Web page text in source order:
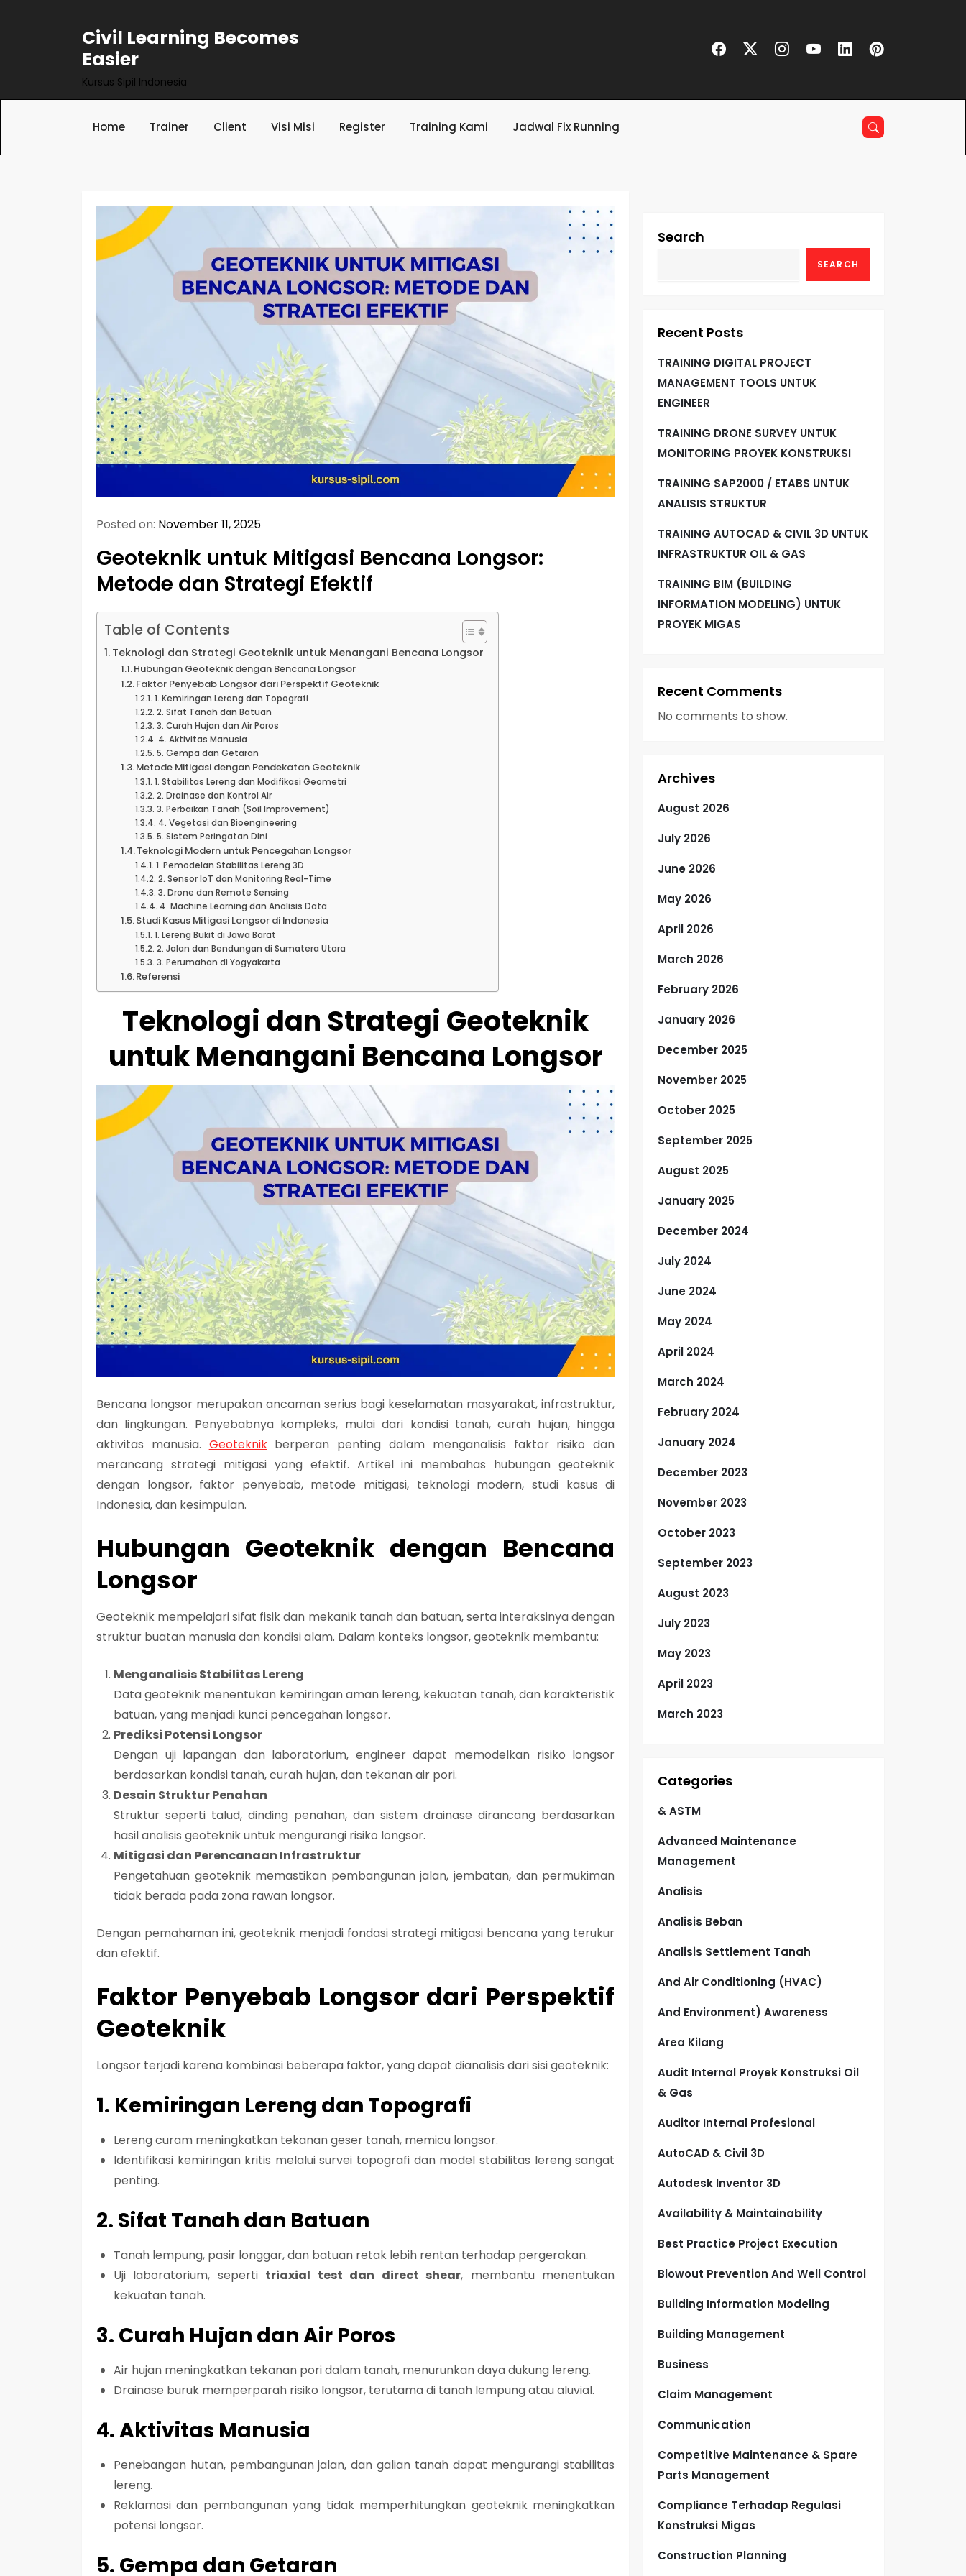
Civil Learning Becomes
Easier
Kursus Sipil Indonesia
Home Trainer Client Visi Misi Register Training Kami Jadwal Fix Running
Posted on: November 11, 2025
Geoteknik untuk Mitigasi Bencana Longsor:
Metode dan Strategi Efektif
Table of Contents
Teknologi dan Strategi Geoteknik untuk Menangani Bencana Longsor
Hubungan Geoteknik dengan Bencana Longsor
Faktor Penyebab Longsor dari Perspektif Geoteknik
1. Kemiringan Lereng dan Topografi
2. Sifat Tanah dan Batuan
3. Curah Hujan dan Air Poros
4. Aktivitas Manusia
5. Gempa dan Getaran
Metode Mitigasi dengan Pendekatan Geoteknik
1. Stabilitas Lereng dan Modifikasi Geometri
2. Drainase dan Kontrol Air
3. Perbaikan Tanah (Soil Improvement)
4. Vegetasi dan Bioengineering
5. Sistem Peringatan Dini
Teknologi Modern untuk Pencegahan Longsor
1. Pemodelan Stabilitas Lereng 3D
2. Sensor IoT dan Monitoring Real-Time
3. Drone dan Remote Sensing
4. Machine Learning dan Analisis Data
Studi Kasus Mitigasi Longsor di Indonesia
1. Lereng Bukit di Jawa Barat
2. Jalan dan Bendungan di Sumatera Utara
3. Perumahan di Yogyakarta
Referensi
Teknologi dan Strategi Geoteknik
untuk Menangani Bencana Longsor
Bencana longsor merupakan ancaman serius bagi keselamatan masyarakat, infrastruktur,
dan lingkungan. Penyebabnya kompleks, mulai dari kondisi tanah, curah hujan, hingga
aktivitas manusia. Geoteknikberperan penting dalam menganalisis faktor risiko dan
merancang strategi mitigasi yang efektif. Artikel ini membahas hubungan geoteknik
dengan longsor, faktor penyebab, metode mitigasi, teknologi modern, studi kasus di
Indonesia, dan kesimpulan.
Hubungan Geoteknik dengan Bencana
Longsor
Geoteknik mempelajarisifat fisik dan mekanik tanah dan batuan, serta interaksinya dengan
struktur buatan manusia dan kondisi alam. Dalam konteks longsor, geoteknik membantu:
Menganalisis Stabilitas Lereng
Data geoteknik menentukan kemiringan aman lereng, kekuatan tanah, dan karakteristik
batuan, yang menjadi kunci pencegahan longsor.
Prediksi Potensi Longsor
Dengan uji lapangan dan laboratorium, engineer dapat memodelkan risiko longsor
berdasarkan kondisi tanah, curah hujan, dan tekanan air pori.
Desain Struktur Penahan
Struktur seperti talud, dinding penahan, dan sistem drainase dirancang berdasarkan
hasil analisis geoteknik untuk mengurangi risiko longsor.
Mitigasi dan Perencanaan Infrastruktur
Pengetahuan geoteknik memastikan pembangunan jalan, jembatan, dan permukiman
tidak berada pada zona rawan longsor.
Dengan pemahaman ini, geoteknik menjadi fondasi strategi mitigasi bencana yang terukur
dan efektif.
Faktor Penyebab Longsor dari Perspektif
Geoteknik
Longsor terjadi karena kombinasi beberapa faktor, yang dapat dianalisis dari sisi geoteknik:
1. Kemiringan Lereng dan Topografi
Lereng curam meningkatkan tekanan geser tanah, memicu longsor.
Identifikasi kemiringan kritis melalui survei topografi dan model stabilitas lerengsangat
penting.
2. Sifat Tanah dan Batuan
Tanah lempung, pasir longgar, dan batuan retak lebih rentan terhadap pergerakan.
Uji laboratorium, seperti triaxial test dan direct shear, membantu menentukan
kekuatan tanah.
3. Curah Hujan dan Air Poros
Air hujan meningkatkan tekanan pori dalam tanah, menurunkan daya dukung lereng.
Drainase buruk memperparah risiko longsor, terutama di tanah lempung atau aluvial.
4. Aktivitas Manusia
Penebangan hutan, pembangunan jalan, dan galian tanah dapat mengurangi stabilitas
lereng.
Reklamasi dan pembangunan yang tidak memperhitungkan geoteknik meningkatkan
potensi longsor.
5. Gempa dan Getaran
Search
SEARCH
Recent Posts
TRAINING DIGITAL PROJECT
MANAGEMENT TOOLS UNTUK
ENGINEER
TRAINING DRONE SURVEY UNTUK
MONITORING PROYEK KONSTRUKSI
TRAINING SAP2000 / ETABS UNTUK
ANALISIS STRUKTUR
TRAINING AUTOCAD & CIVIL 3D UNTUK
INFRASTRUKTUR OIL & GAS
TRAINING BIM (BUILDING
INFORMATION MODELING) UNTUK
PROYEK MIGAS
Recent Comments
No comments to show.
Archives
August 2026
July 2026
June 2026
May 2026
April 2026
March 2026
February 2026
January 2026
December 2025
November 2025
October 2025
September 2025
August 2025
January 2025
December 2024
July 2024
June 2024
May 2024
April 2024
March 2024
February 2024
January 2024
December 2023
November 2023
October 2023
September 2023
August 2023
July 2023
May 2023
April 2023
March 2023
Categories
& ASTM
Advanced Maintenance
Management
Analisis
Analisis Beban
Analisis Settlement Tanah
And Air Conditioning (HVAC)
And Environment) Awareness
Area Kilang
Audit Internal Proyek Konstruksi Oil
& Gas
Auditor Internal Profesional
AutoCAD & Civil 3D
Autodesk Inventor 3D
Availability & Maintainability
Best Practice Project Execution
Blowout Prevention And Well Control
Building Information Modeling
Building Management
Business
Claim Management
Communication
Competitive Maintenance & Spare
Parts Management
Compliance Terhadap Regulasi
Konstruksi Migas
Construction Planning